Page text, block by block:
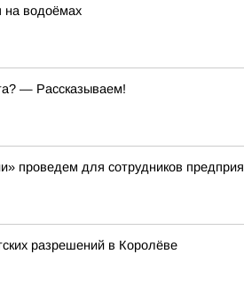
на водоёмах
— Рассказываем!
для сотрудников
разрешений в Королёве